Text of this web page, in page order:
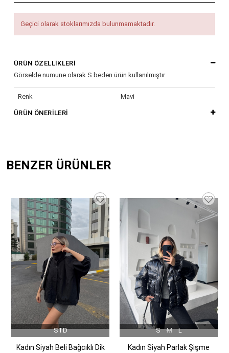
Geçici olarak stoklarımızda bulunmamaktadır.
ÜRÜN ÖZELLIKLERI
Görselde numune olarak S beden ürün kullanılmıştır
Renk Mavi
ÜRÜN ÖNERILERI
BENZER ÜRÜNLER
STD
Kadın Siyah Beli Bağcıklı Dik
S M L
Kadın Siyah Parlak Şişme